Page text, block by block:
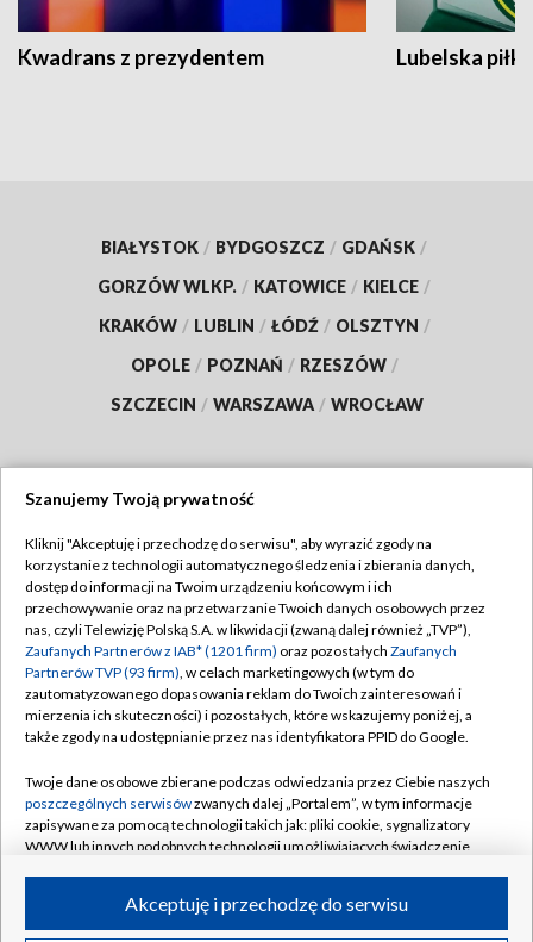
Kwadrans z prezydentem Lubelska piłka
BIAŁYSTOK / BYDGOSZCZ / GDAŃSK /
GORZÓW WLKP. / KATOWICE / KIELCE /
KRAKÓW / LUBLIN / ŁÓDŹ / OLSZTYN /
OPOLE / POZNAŃ / RZESZÓW /
SZCZECIN / WARSZAWA / WROCŁAW
TVP
Abonament TVP
Emisja w TVP
Centrum informacji TVP
Naziemna Telewizja Cyfrowa
Rada Programowa
System NOS
Informacje o nadawcy
Program dla prasy
Regulamin TVP
Polityka prywatności
Moje zgody
Pomoc
Kontakt
Kanały
Szanujemy Twoją prywatność
Kliknij "Akceptuję i przechodzę do serwisu", aby wyrazić zgody na
korzystanie z technologii automatycznego śledzenia i zbierania danych,
dostęp do informacji na Twoim urządzeniu końcowym i ich
przechowywanie oraz na przetwarzanie Twoich danych osobowych przez
nas, czyli Telewizję Polską S.A. w likwidacji (zwaną dalej również „TVP”),
Zaufanych Partnerów z IAB* (1201 firm) oraz pozostałych Zaufanych
Partnerów TVP (93 firm), w celach marketingowych (w tym do
zautomatyzowanego dopasowania reklam do Twoich zainteresowań i
mierzenia ich skuteczności) i pozostałych, które wskazujemy poniżej, a
także zgody na udostępnianie przez nas identyfikatora PPID do Google.
Twoje dane osobowe zbierane podczas odwiedzania przez Ciebie naszych
poszczególnych serwisówzwanych dalej „Portalem”, w tym informacje
zapisywane za pomocą technologii takich jak: pliki cookie, sygnalizatory
WWW lub innych podobnych technologii umożliwiających świadczenie
ruchu w Internecie.Akceptuję i przechodzę do serwisu